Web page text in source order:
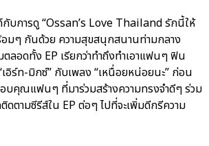
กับการดู “Ossan’s Love Thailand รักนี้ให้
อมๆ กันด้วย ความสุขสนุกสนานท่ามกลาง
ตลอดทั้ง EP เรียกว่าทำถึงทำเอาแฟนๆ ฟิน
เอิร์ท-มิกซ์” กับเพลง “เหนื่อยหน่อยนะ” ก่อน
บคุณแฟนๆ ที่มาร่วมสร้างความทรงจำดีๆ ร่วม
ตามซีรีส์ใน EP ต่อๆ ไปที่จะเพิ่มดีกรีความ